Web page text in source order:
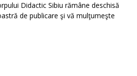
Didactic Sibiu rămâne deschisă
de publicare şi vă mulţumeşte